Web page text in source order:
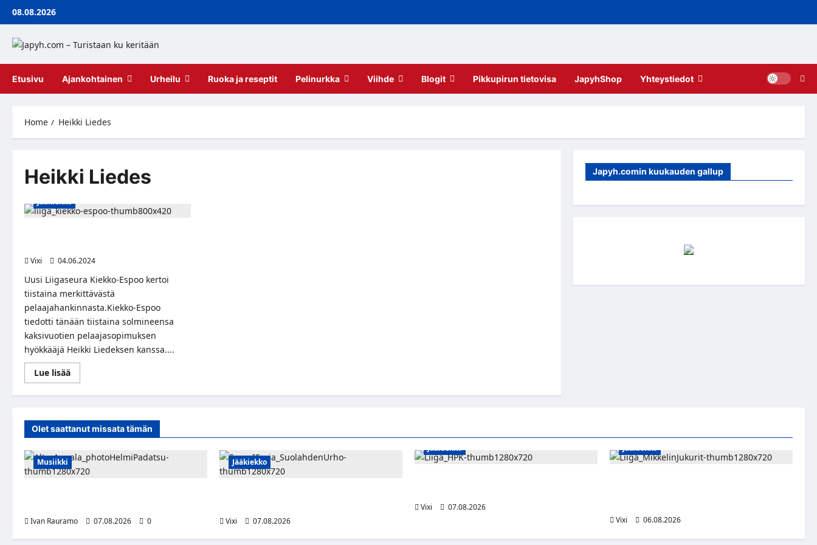
Skip08.08.2026
Etusivu Ajankohtainen Urheilu Ruoka ja reseptit Pelinurkka Viihde Blogit Pikkupirun tietovisa JapyhShop Yhteystiedot
Home Heikki Liedes
Heikki Liedes
Jääkiekko
Vixi
04.06.2024
Uusi Liigaseura Kiekko-Espoo kertoi
tiistaina merkittävästä
pelaajahankinnasta.Kiekko-Espoo
tiedotti tänään tiistaina solmineensa
kaksivuotien pelaajasopimuksen
hyökkääjä Heikki Liedeksen kanssa....
Lue lisääRead
more
Tapparan
Heikki
Liedes
Kiekko-
Japyh.comin kuukauden gallup
Olet saattanut missata tämän
Musiikki
Ivan Rauramo
07.08.2026 0
Jääkiekko
Vixi
07.08.2026
Jääkiekko
Vixi
07.08.2026
Jääkiekko
Vixi
06.08.2026